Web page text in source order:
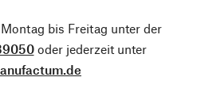
bis Freitag unter der
oder jederzeit unter